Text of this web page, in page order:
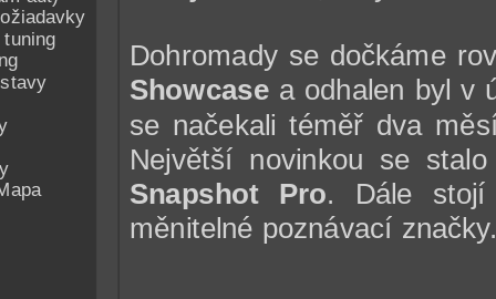
Dohromady se dočkáme
Showcase a odhalen byl v
se načekali téměř dva
Největší novinkou se
Snapshot Pro. Dále stojí
měnitelné poznávací